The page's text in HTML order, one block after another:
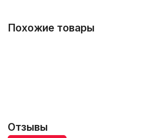
Похожие товары
Отзывы